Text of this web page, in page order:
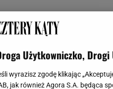
Użytkowniczko,
wyrazisz zgodę klikając
jak również Agora S.A. będąca